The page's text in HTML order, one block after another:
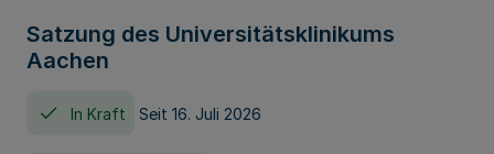
Satzung des Universitätsklinikums
Aachen
In Kraft Seit 16. Juli 2026